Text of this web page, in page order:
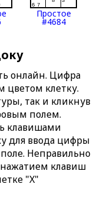
Простое
#4684
онлайн. Цифра
цветом клетку.
так и кликнув
полем.
клавишами
для ввода цифры
Неправильно
клавиш
"X"